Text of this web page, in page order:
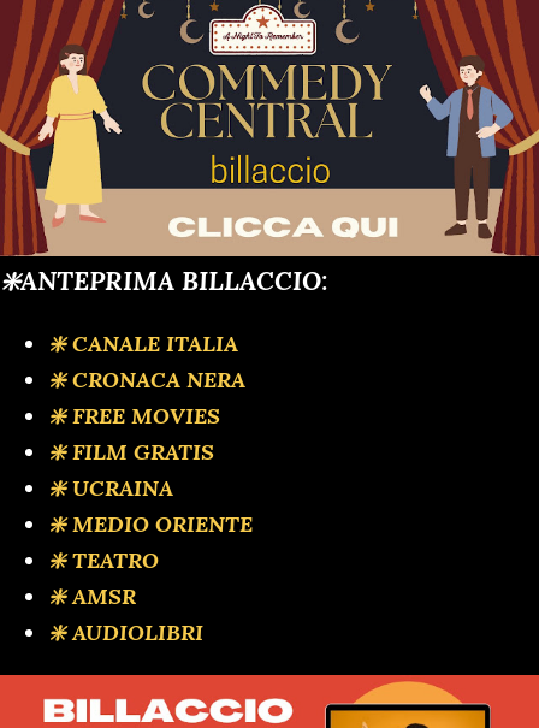
❇️ANTEPRIMA BILLACCIO:
❇️ CANALE ITALIA
❇️ CRONACA NERA
❇️ FREE MOVIES
❇️ FILM GRATIS
❇️ UCRAINA
❇️ MEDIO ORIENTE
❇️ TEATRO
❇️ AMSR
❇️ AUDIOLIBRI